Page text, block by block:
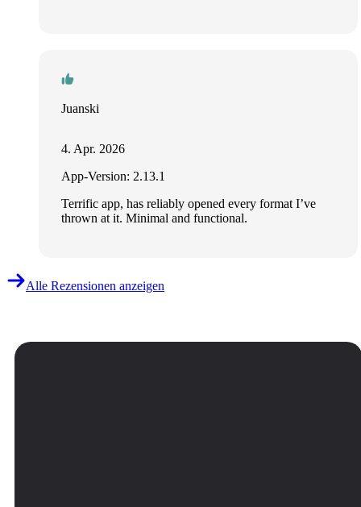
Juanski
4. Apr. 2026
App-Version: 2.13.1
Terrific app, has reliably opened every format I’ve
thrown at it. Minimal and functional.
Alle Rezensionen anzeigen